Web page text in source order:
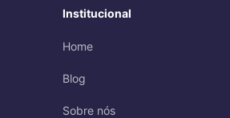
Institucional
Home
Blog
Sobre nós